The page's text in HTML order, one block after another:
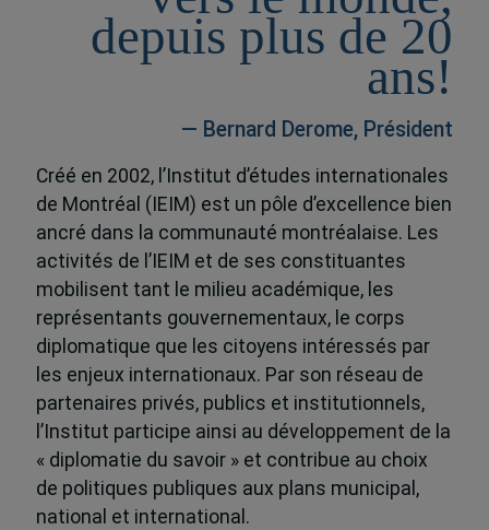
depuis plus de 20
ans!
— Bernard Derome, Président
Créé en 2002, l’Institut d’études internationales
de Montréal (IEIM) est un pôle d’excellence bien
ancré dans la communauté montréalaise. Les
activités de l’IEIM et de ses constituantes
mobilisent tant le milieu académique, les
représentants gouvernementaux, le corps
diplomatique que les citoyens intéressés par
les enjeux internationaux. Par son réseau de
partenaires privés, publics et institutionnels,
l’Institut participe ainsi au développement de la
« diplomatie du savoir » et contribue au choix
de politiques publiques aux plans municipal,
national et international.